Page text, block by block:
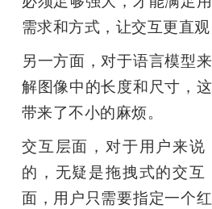
需求和方式，让交互更直观
另一方面，对于语言模型
解图像中的长度和尺寸，
带来了不小的麻烦。
交互层面，对于用户来说
的，无疑是拖拽式的交
面，用户只需要指定一个